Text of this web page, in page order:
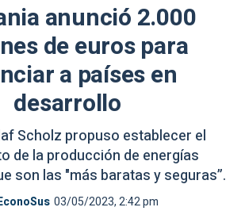
anunció 2.000
de euros para
a países en
desarrollo
Scholz propuso establecer el
de la producción de energías
son las "más baratas y seguras”.
03/05/2023, 2:42 pm